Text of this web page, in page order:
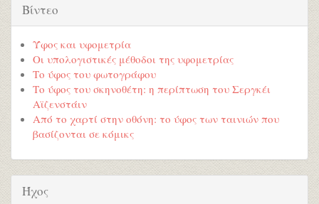
Βίντεο
Ύφος και υφομετρία
Οι υπολογιστικές μέθοδοι της υφομετρίας
Το ύφος του φωτογράφου
Το ύφος του σκηνοθέτη: η περίπτωση του Σεργκέι
Αϊζενστάιν
Από το χαρτί στην οθόνη: το ύφος των ταινιών που
βασίζονται σε κόμικς
Ήχος